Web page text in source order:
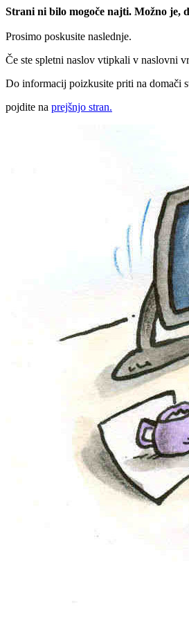
Strani ni bilo mogoče najti. Možno je,
Prosimo poskusite naslednje.
Če ste spletni naslov vtipkali v naslovni
Do informacij poizkusite priti na domači
pojdite na prejšnjo stran.